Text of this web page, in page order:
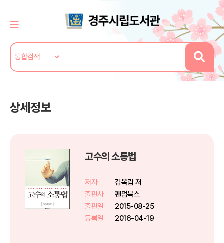
상세정보
고수의 소통법
저자
김옥림 저
출판사
팬덤북스
출판일
2015-08-25
등록일
2016-04-19